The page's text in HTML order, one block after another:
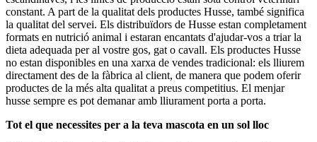
constant. A part de la qualitat dels productes Husse, també significa
la qualitat del servei. Els distribuïdors de Husse estan completament
formats en nutrició animal i estaran encantats d'ajudar-vos a triar la
dieta adequada per al vostre gos, gat o cavall. Els productes Husse
no estan disponibles en una xarxa de vendes tradicional: els lliurem
directament des de la fàbrica al client, de manera que podem oferir
productes de la més alta qualitat a preus competitius. El menjar
husse sempre es pot demanar amb lliurament porta a porta.
Tot el que necessites per a la teva mascota en un sol lloc